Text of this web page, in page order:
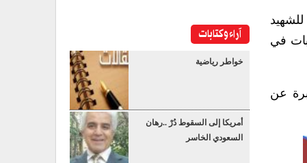
في
عن
آراء وكتابات
خواطر رياضية
أمريكا إلى السقوط دُرْ ..رهان
السعودي الخاسر